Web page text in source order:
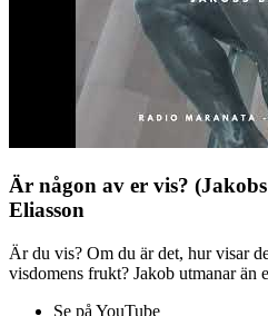
Är någon av er vis?
Eliasson
Är du vis? Om du är det, hur visar
visdomens frukt? Jakob utmanar än
Se på YouTube